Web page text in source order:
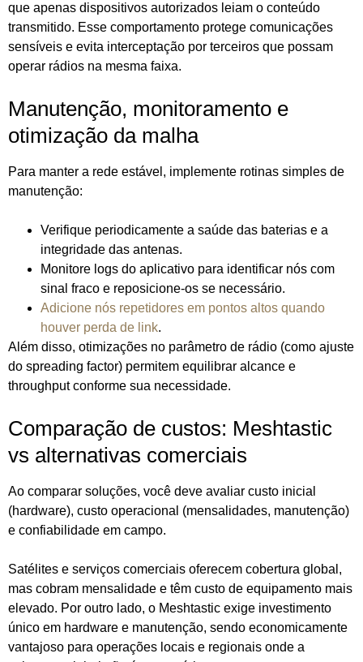
que apenas dispositivos autorizados leiam o conteúdo
transmitido. Esse comportamento protege comunicações
sensíveis e evita interceptação por terceiros que possam
operar rádios na mesma faixa.
Manutenção, monitoramento e
otimização da malha
Para manter a rede estável, implemente rotinas simples de
manutenção:
Verifique periodicamente a saúde das baterias e a
integridade das antenas.
Monitore logs do aplicativo para identificar nós com
sinal fraco e reposicione‑os se necessário.
Adicione nós repetidores em pontos altos quando
houver perda de link.
Além disso, otimizações no parâmetro de rádio (como ajuste
do spreading factor) permitem equilibrar alcance e
throughput conforme sua necessidade.
Comparação de custos: Meshtastic
vs alternativas comerciais
Ao comparar soluções, você deve avaliar custo inicial
(hardware), custo operacional (mensalidades, manutenção)
e confiabilidade em campo.
Satélites e serviços comerciais oferecem cobertura global,
mas cobram mensalidade e têm custo de equipamento mais
elevado. Por outro lado, o Meshtastic exige investimento
único em hardware e manutenção, sendo economicamente
vantajoso para operações locais e regionais onde a